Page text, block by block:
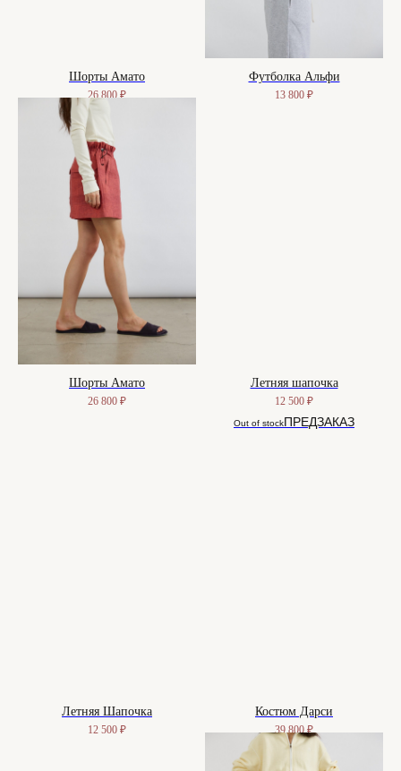
Шорты Амато
26 800 ₽
Футболка Альфи
13 800 ₽
Шорты Амато
26 800 ₽
Летняя шапочка
12 500 ₽
Out of stock
Летняя Шапочка
12 500 ₽
Костюм Дарси
39 800 ₽
Telegram